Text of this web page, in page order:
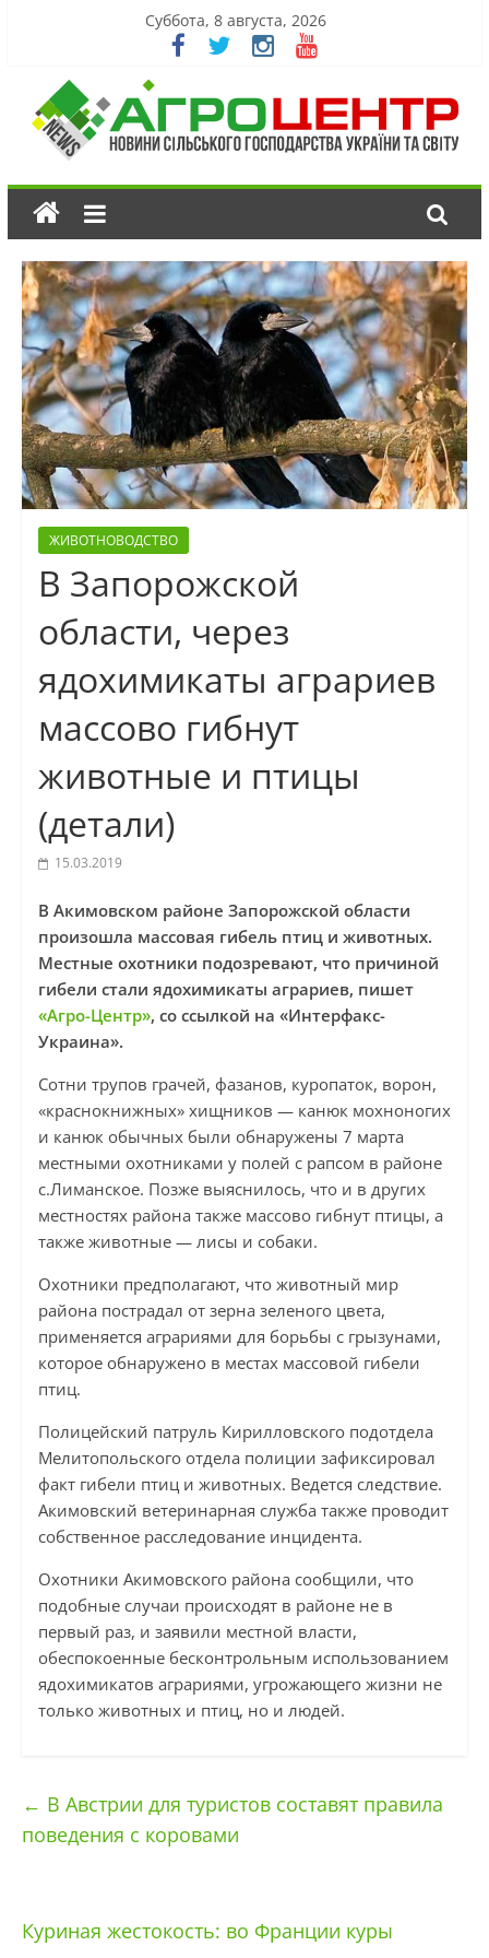
Суббота, 8 августа, 2026
ЖИВОТНОВОДСТВО
В Запорожской
области, через
ядохимикаты аграриев
массово гибнут
животные и птицы
(детали)
15.03.2019
В Акимовском районе Запорожской области
произошла массовая гибель птиц и животных.
Местные охотники подозревают, что причиной
гибели стали ядохимикаты аграриев, пишет
«Агро-Центр», со ссылкой на «Интерфакс-
Украина».
Сотни трупов грачей, фазанов, куропаток, ворон,
«краснокнижных» хищников — канюк мохноногих
и канюк обычных были обнаружены 7 марта
местными охотниками у полей с рапсом в районе
с.Лиманское. Позже выяснилось, что и в других
местностях района также массово гибнут птицы, а
также животные — лисы и собаки.
Охотники предполагают, что животный мир
района пострадал от зерна зеленого цвета,
применяется аграриями для борьбы с грызунами,
которое обнаружено в местах массовой гибели
птиц.
Полицейский патруль Кирилловского подотдела
Мелитопольского отдела полиции зафиксировал
факт гибели птиц и животных. Ведется следствие.
Акимовский ветеринарная служба также проводит
собственное расследование инцидента.
Охотники Акимовского района сообщили, что
подобные случаи происходят в районе не в
первый раз, и заявили местной власти,
обеспокоенные бесконтрольным использованием
ядохимикатов аграриями, угрожающего жизни не
только животных и птиц, но и людей.
← В Австрии для туристов составят правила
поведения с коровами
Куриная жестокость: во Франции куры